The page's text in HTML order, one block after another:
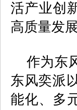
活产业创
高质量发
作为东
东风奕派
能化、多